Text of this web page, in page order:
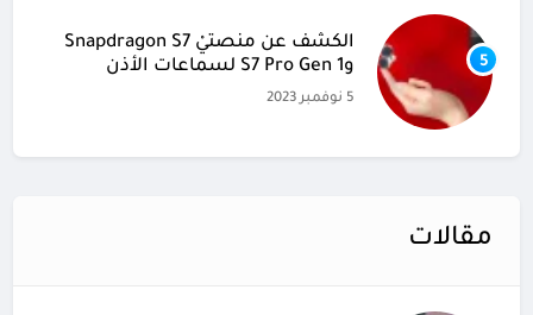
5
الكشف عن منصتيْ Snapdragon S7
وS7 Pro Gen 1 لسماعات الأذن
5 نوفمبر 2023
مقالات